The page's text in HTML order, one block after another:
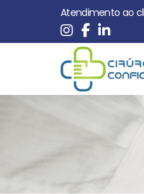
Atendimento ao